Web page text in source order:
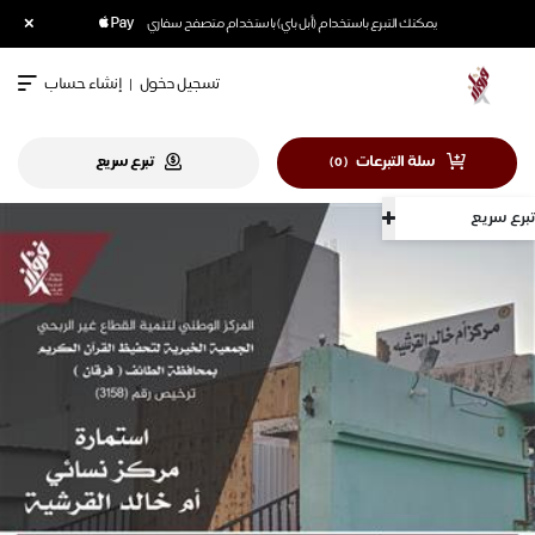
يمكنك التبرع باستخدام (أبل باي) باستخدام متصفح سفاري ×
تبرع سريع
تسجيل دخول | إنشاء حساب
سلة التبرعات (
0
) تبرع سريع